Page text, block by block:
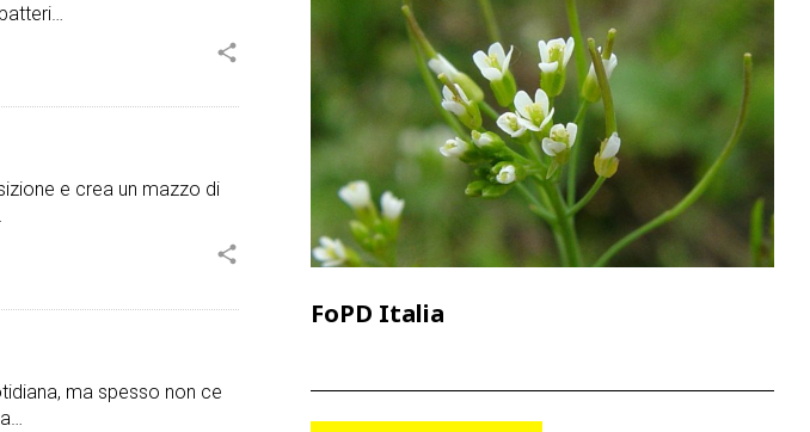
share
e crea un mazzo di
share
ma spesso non ce
FoPD Italia